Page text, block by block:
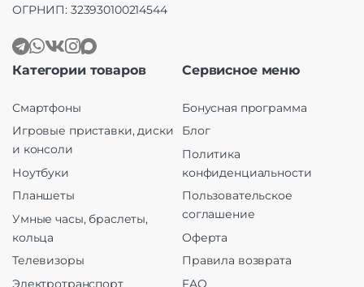
ОГРНИП: 323930100214544
Категории товаров
Смартфоны
Игровые приставки, диски
и консоли
Ноутбуки
Планшеты
Умные часы, браслеты,
кольца
Телевизоры
Электротранспорт
Сервисное меню
Бонусная программа
Блог
Политика
конфиденциальности
Пользовательское
соглашение
Оферта
Правила возврата
FAQ